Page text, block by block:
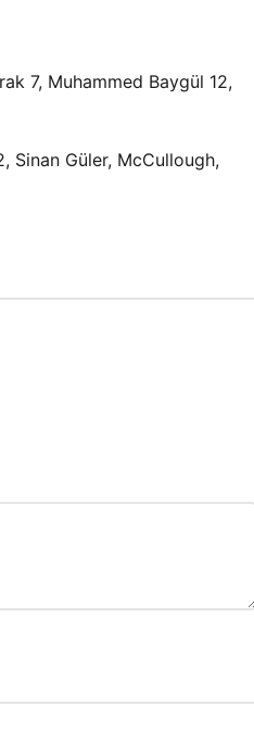
7, Muhammed Baygül 12,
Sinan Güler, McCullough,